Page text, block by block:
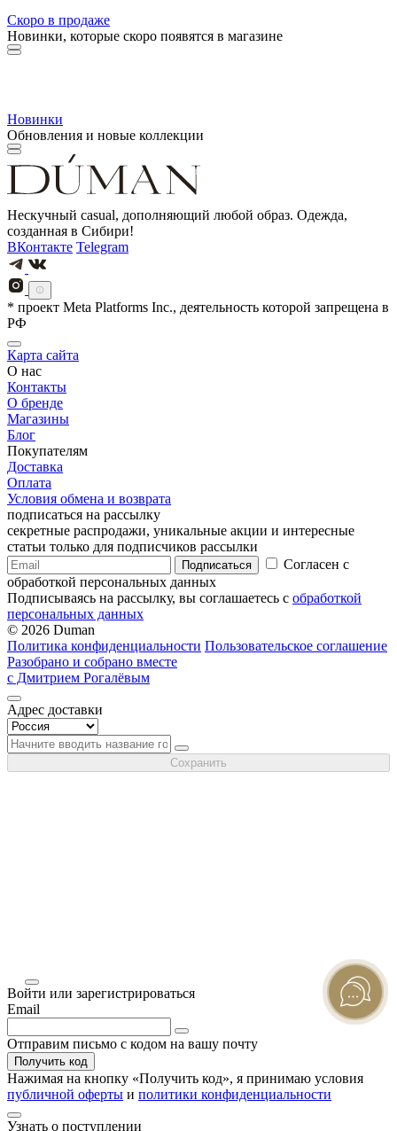
Скоро в продаже
Новинки, которые скоро появятся в магазине
Новинки
Обновления и новые коллекции
Нескучный casual, дополняющий любой образ. Одежда,
созданная в Сибири!
ВКонтакте Telegram
* проект Meta Platforms Inc., деятельность которой запрещена в
РФ
Карта сайта
О нас
Контакты
О бренде
Магазины
Блог
Покупателям
Доставка
Оплата
Условия обмена и возврата
подписаться на рассылку
секретные распродажи, уникальные акции и интересные
статьи только для подписчиков рассылки
Подписаться
Согласен с
обработкой персональных данных
Подписываясь на рассылку, вы соглашаетесь с обработкой
персональных данных
© 2026 Duman
Политика конфиденциальности Пользовательское соглашение
Разобрано и собрано вместе
с Дмитрием Рогалёвым
Адрес доставки
Сохранить
Войти или зарегистрироваться
Email
Отправим письмо с кодом на вашу почту
Получить код
Нажимая на кнопку «Получить код», я принимаю условия
публичной оферты и политики конфиденциальности
Узнать о поступлении